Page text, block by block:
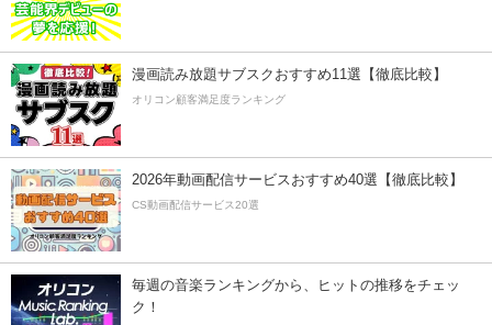
漫画読み放題サブスクおすすめ11選【徹底比較】
オリコン顧客満足度ランキング
2026年動画配信サービスおすすめ40選【徹底比較】
CS動画配信サービス20選
毎週の音楽ランキングから、ヒットの推移をチェッ
ク！